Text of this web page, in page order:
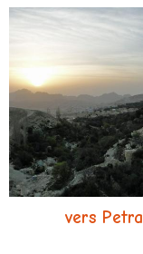
vers Petra